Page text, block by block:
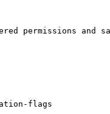
permissions and
flags